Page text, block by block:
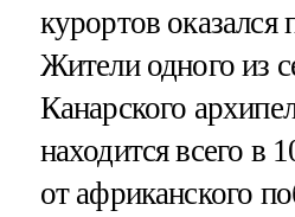
курортов оказался
Жители одного из
Канарского
находится всего в
от африканского